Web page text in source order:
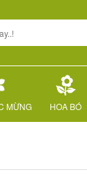
MỪNG HOA BÓ